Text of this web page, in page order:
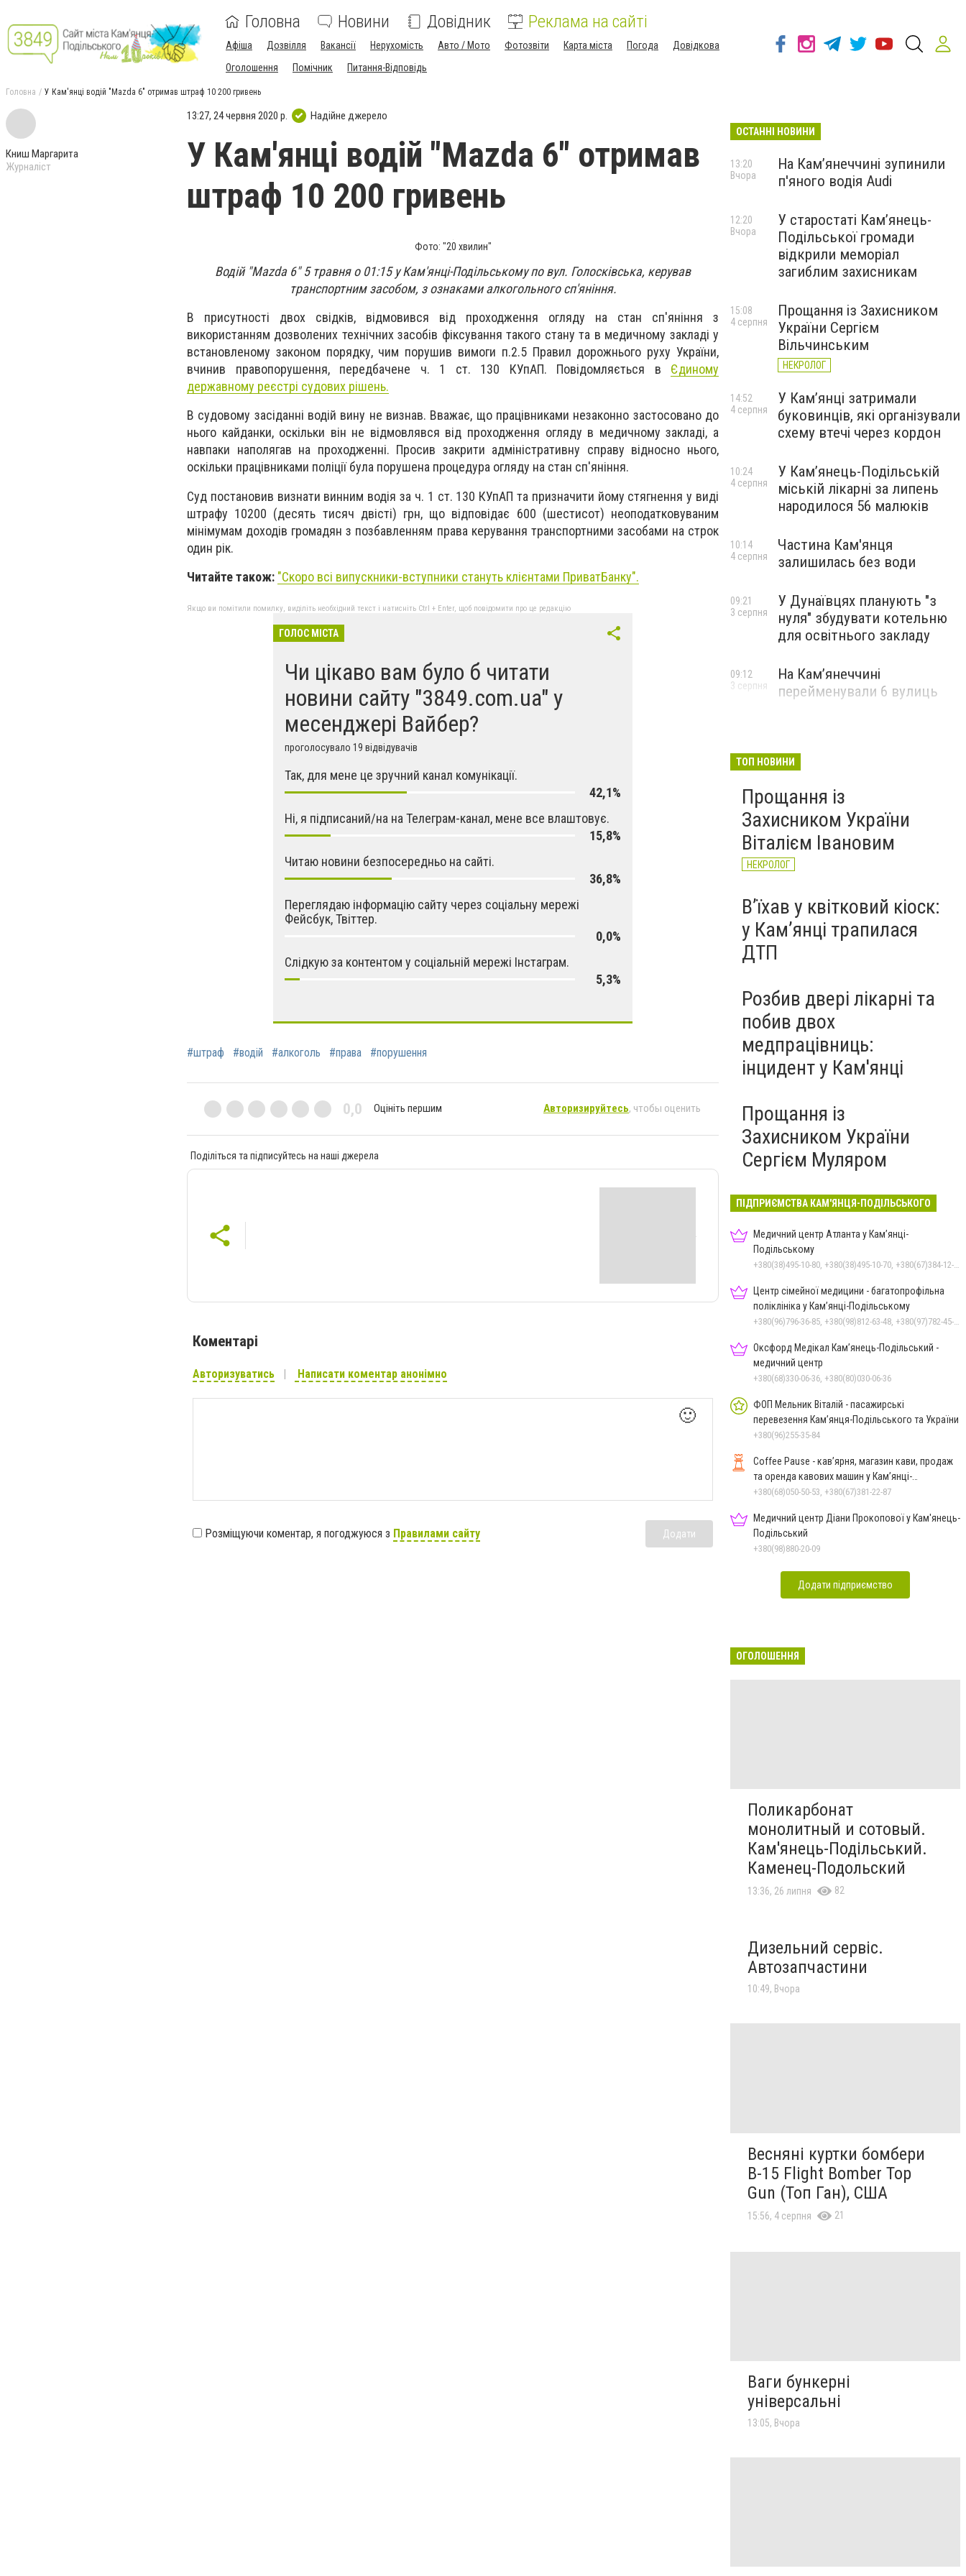
Головна Новини Довідник Реклама на сайті
Афіша Дозвілля Вакансії Нерухомість Авто / Мото Фотозвіти Карта міста Погода
Довідкова
Оголошення
Помічник Питання-Відповідь
Головна У Кам'янці водій "Mazda 6" отримав штраф 10 200 гривень
Книш Маргарита
Журналіст
13:27, 24 червня 2020 р. Надійне джерело
У Кам'янці водій "Mazda 6" отримав
штраф 10 200 гривень
Фото: "20 хвилин"
Водій "Mazda 6" 5 травня о 01:15 у Кам'янці-Подільському по вул. Голосківська, керував
транспортним засобом, з ознаками алкогольного сп'яніння.
В присутності двох свідків, відмовився від проходження огляду на стан сп'яніння з
використанням дозволених технічних засобів фіксування такого стану та в медичному закладі у
встановленому законом порядку, чим порушив вимоги п.2.5 Правил дорожнього руху України,
вчинив правопорушення, передбачене ч. 1 ст. 130 КУпАП. Повідомляється в Єдиному
державному реєстрі судових рішень.
В судовому засіданні водій вину не визнав. Вважає, що працівниками незаконно застосовано до
нього кайданки, оскільки він не відмовлявся від проходження огляду в медичному закладі, а
навпаки наполягав на проходженні. Просив закрити адміністративну справу відносно нього,
оскільки працівниками поліції була порушена процедура огляду на стан сп'яніння.
Суд постановив визнати винним водія за ч. 1 ст. 130 КУпАП та призначити йому стягнення у виді
штрафу 10200 (десять тисяч двісті) грн, що відповідає 600 (шестисот) неоподатковуваним
мінімумам доходів громадян з позбавленням права керування транспортними засобами на строк
один рік.
Читайте також: "Скоро всі випускники-вступники стануть клієнтами ПриватБанку".
Якщо ви помітили помилку, виділіть необхідний текст і натисніть Ctrl + Enter, щоб повідомити про це редакцію
ГОЛОС МІСТА
Чи цікаво вам було б читати
новини сайту "3849.com.ua" у
месенджері Вайбер?
проголосувало 19 відвідувачів
Так, для мене це зручний канал комунікації.
42,1%
Ні, я підписаний/на на Телеграм-канал, мене все влаштовує.
15,8%
Читаю новини безпосередньо на сайті.
36,8%
Переглядаю інформацію сайту через соціальну мережі
Фейсбук, Твіттер.
0,0%
Слідкую за контентом у соціальній мережі Інстаграм.
5,3%
#штраф #водій #алкоголь #права #порушення
0,0 Оцініть першим Авторизируйтесь, чтобы оценить
Поділіться та підписуйтесь на наші джерела
Коментарі
Авторизуватись Написати коментар анонімно
🙂
Розміщуючи коментар, я погоджуюся з Правилами сайту Додати
ОСТАННІ НОВИНИ
На Камʼянеччині зупинили
п'яного водія Audi
13:20
Вчора
У старостаті Кам’янець-
Подільської громади
відкрили меморіал
загиблим захисникам
12:20
Вчора
Прощання із Захисником
України Сергієм
Вільчинським
НЕКРОЛОГ
15:08
4 серпня
У Кам’янці затримали
буковинців, які організували
схему втечі через кордон
14:52
4 серпня
У Кам’янець-Подільській
міській лікарні за липень
народилося 56 малюків
10:24
4 серпня
Частина Кам'янця
залишилась без води
10:14
4 серпня
У Дунаївцях планують "з
нуля" збудувати котельню
для освітнього закладу
09:21
3 серпня
На Камʼянеччині
перейменували 6 вулиць
09:12
3 серпня
ТОП НОВИНИ
Прощання із
Захисником України
Віталієм Івановим
НЕКРОЛОГ
Вʼїхав у квітковий кіоск:
у Камʼянці трапилася
ДТП
Розбив двері лікарні та
побив двох
медпрацівниць:
інцидент у Кам'янці
Прощання із
Захисником України
Сергієм Муляром
ПІДПРИЄМСТВА КАМ'ЯНЦЯ-ПОДІЛЬСЬКОГО
Медичний центр Атланта у Кам’янці-
Подільському
+380(38)495-10-80, +380(38)495-10-70, +380(67)384-12-07
Центр сімейної медицини - багатопрофільна
поліклініка у Кам’янці-Подільському
+380(96)796-36-85, +380(98)812-63-48, +380(97)782-45-70
Оксфорд Медікал Кам’янець-Подільський -
медичний центр
+380(68)330-06-36, +380(80)030-06-36
ФОП Мельник Віталій - пасажирські
перевезення Кам’янця-Подільського та України
+380(96)255-35-84
Coffee Pause - кав’ярня, магазин кави, продаж
та оренда кавових машин у Кам’янці-
Подільському
+380(68)050-50-53, +380(67)381-22-87
Медичний центр Діани Прокопової у Кам'янець-
Подільський
+380(98)880-20-09
Додати підприємство
ОГОЛОШЕННЯ
Поликарбонат
монолитный и сотовый.
Кам'янець-Подільський.
Каменец-Подольский
13:36, 26 липня 82
Дизельний сервіс.
Автозапчастини
10:49, Вчора
Весняні куртки бомбери
B-15 Flight Bomber Top
Gun (Топ Ган), США
15:56, 4 серпня 21
Ваги бункерні
універсальні
13:05, Вчора